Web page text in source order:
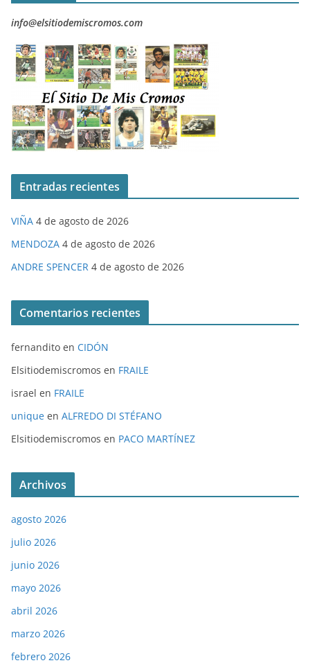
info@elsitiodemiscromos.com
Entradas recientes
VIÑA 4 de agosto de 2026
MENDOZA 4 de agosto de 2026
ANDRE SPENCER 4 de agosto de 2026
Comentarios recientes
fernandito en CIDÓN
Elsitiodemiscromos en FRAILE
israel en FRAILE
unique en ALFREDO DI STÉFANO
Elsitiodemiscromos en PACO MARTÍNEZ
Archivos
agosto 2026
julio 2026
junio 2026
mayo 2026
abril 2026
marzo 2026
febrero 2026